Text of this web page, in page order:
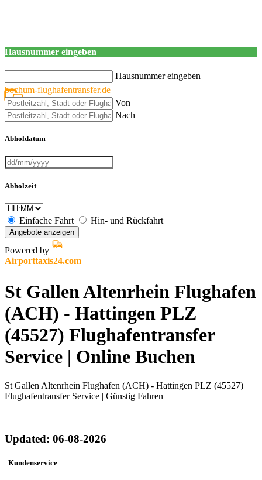
Hausnummer eingeben
Hausnummer eingeben
bochum-flughafentransfer.de
Von
Nach
Abholdatum
Abholzeit
Einfache Fahrt Hin- und Rückfahrt
Angebote anzeigen
Powered by
Airporttaxis24.com
St Gallen Altenrhein Flughafen
(ACH) - Hattingen PLZ
(45527) Flughafentransfer
Service | Online Buchen
St Gallen Altenrhein Flughafen (ACH) - Hattingen PLZ (45527)
Flughafentransfer Service | Günstig Fahren
Updated: 06-08-2026
Kundenservice